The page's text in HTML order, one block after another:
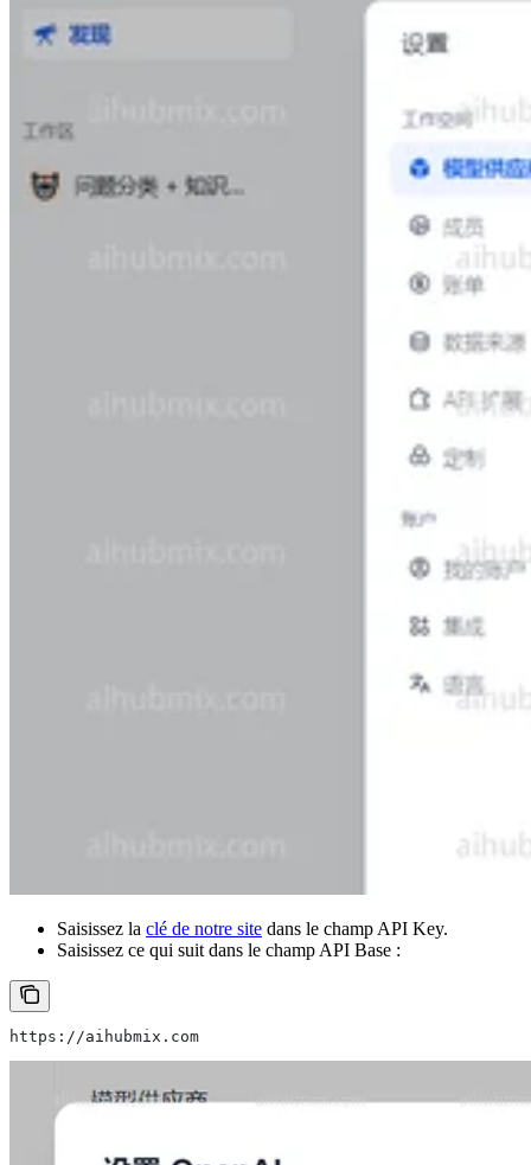
Saisissez la clé de notre site dans le champ API Key.
Saisissez ce qui suit dans le champ API Base :
https://aihubmix.com